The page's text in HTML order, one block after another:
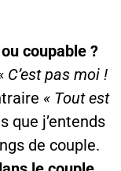
coupable ?
C’est pas moi !
« Tout est
que j’entends
de couple.